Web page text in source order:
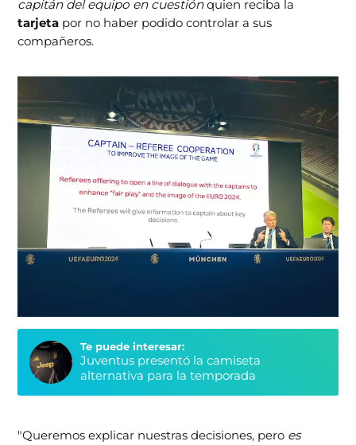
capitán del equipo en cuestiónquien reciba la
tarjeta por no haber podido controlar a sus
compañeros.
Te puede interesar:
Juventus presentó la camiseta
alternativa para la temporada
"Queremos explicar nuestras decisiones, pero es